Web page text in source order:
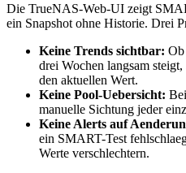
Die TrueNAS-Web-UI zeigt
ein Snapshot ohne Historie. Drei
Keine Trends sichtbar: Ob
drei Wochen langsam
den aktuellen Wert.
Keine Pool-Uebersicht:
manuelle Sichtung jeder
Keine Alerts auf
ein SMART-Test
Werte verschlechtern.